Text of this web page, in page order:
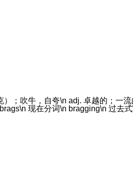
；吹牛，自夸\n adj. 卓越的；一
现在分词\n bragging\n 过去